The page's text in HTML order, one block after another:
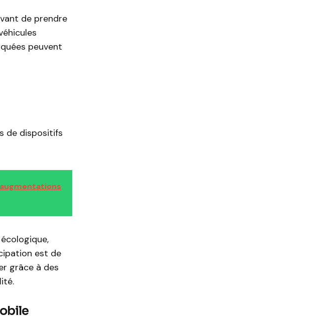
de prendre
peuvent
de dispositifs
est de
grâce à des